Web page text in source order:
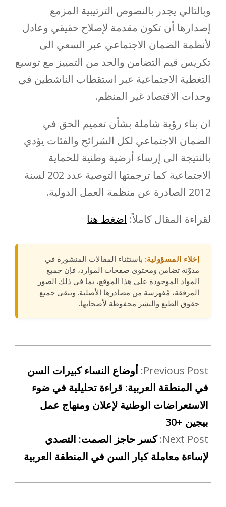
وبالتالي يجدر بالنصوص الترتيبية المزمع
إصدارها أن تكون مقدمة لإصلاح حقيقي وعادل
لأنظمة الضمان الاجتماعي عبر السعي الى
تكريس قيم التضامن والحد من التمييز مع توسيع
التغطية الاجتماعية عبر استقطاب الناشطين في
وحدات الاقتصاد غير المنظم.
ان بناء رؤية شاملة بشأن تعميم الحق في
الضمان الاجتماعي لكل الشرائح والفئات يؤدي
بالنتيجة الى إرساء أرضية وطنية للحماية
الاجتماعية كما ترجمتها التوصية عدد 202 لسنة
2012 الصادرة عن منظمة العمل الدولية.
لقراءة المقال كاملاً: اضغط هنا
إخلاء المسؤولية: باستثناء المقالات المنشورة في
مدوّنة تضامن ومحتوى صفحات الموارد، فإن جميع
المواد الموجودة على هذا الموقع، بما في ذلك الصور
المرفقة، مُفهرسة من مصادرها الأصلية. وتبقى جميع
حقوق الطبع والنشر محفوظة لأصحابها.
Previous Post: أوضاع النساء كبيرات السن
في المنطقة العربية: قراءة تحليلية في ضوء
الاستعراضات الوطنية لإعلان ومنهاج عمل
بيجين +30
Next Post: كسر حاجز الصمت: التصدي
لإساءة معاملة كبار السن في المنطقة العربية